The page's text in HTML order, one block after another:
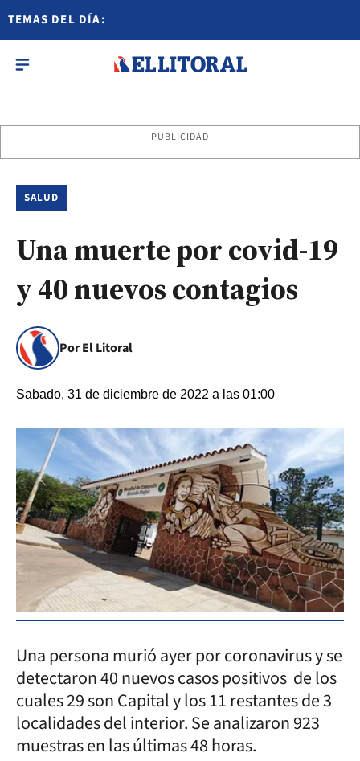
TEMAS DEL DÍA:
PUBLICIDAD
SALUD
Una muerte por covid-19
y 40 nuevos contagios
Por El Litoral
Sabado, 31 de diciembre de 2022 a las 01:00
Una persona murió ayer por coronavirus y se
detectaron 40 nuevos casos positivos de los
cuales 29 son Capital y los 11 restantes de 3
localidades del interior. Se analizaron 923
muestras en las últimas 48 horas.